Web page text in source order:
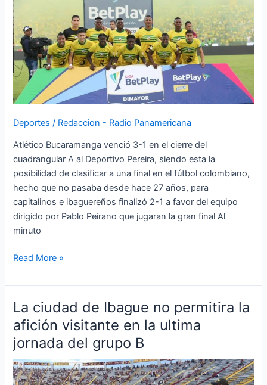
Deportes / Redaccion - Radio Panamericana
Atlético Bucaramanga venció 3-1 en el cierre del
cuadrangular A al Deportivo Pereira, siendo esta la
posibilidad de clasificar a una final en el fútbol colombiano,
hecho que no pasaba desde hace 27 años, para
capitalinos e ibaguereños finalizó 2-1 a favor del equipo
dirigido por Pablo Peirano que jugaran la gran final Al
minuto
son
los
finalistas
de
liga
BetPlay
2024
Read More »
La ciudad de Ibague no permitira la
afición visitante en la ultima
jornada del grupo B
La
ciudad
de
Ibague
no
permitira